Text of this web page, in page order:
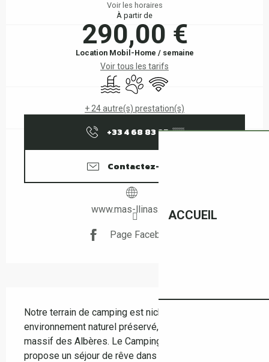
ACCUEIL
Voir les horaires
À partir de
290,00 €
Location Mobil-Home / semaine
Voir tous les tarifs
PiscineAnimaux acceptés
WiFi
+ 24 autre(s) prestation(s)
+33 4 68 83 25▒▒
Contactez-nous
www.mas-llinas.com
Page Facebook
Notre terrain de camping est niché dans un
environnement naturel préservé, aux pieds du
massif des Albères. Le Camping Mas Llinas vous
propose un séjour de rêve dans un endroit aux